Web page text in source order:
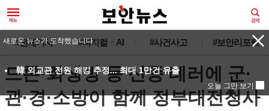
#전체기사 #피지컬ㆍAI #사건사고 #보안리포트
드론·화생방 등 신종 테러에 군·
관·경·소방이 함께 정부대전청사
새로운 뉴스가 도착했습니다.
韓 외교관 전원 해킹 추정... 최대 1만건 유출
오늘 그만 보기